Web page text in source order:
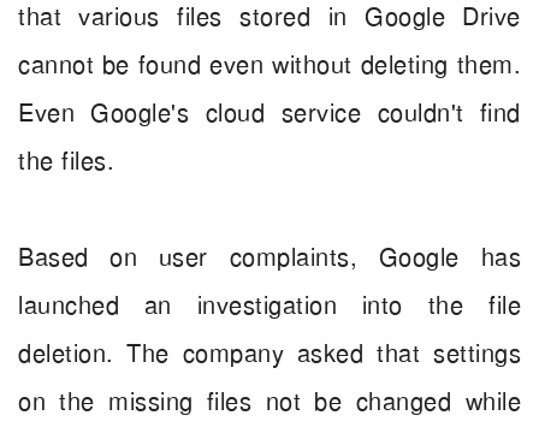
that various files stored in Google Drive
cannot be found even without deleting them.
Even Google's cloud service couldn't find
the files.
Based on user complaints, Google has
launched an investigation into the file
deletion. The company asked that settings
on the missing files not be changed while